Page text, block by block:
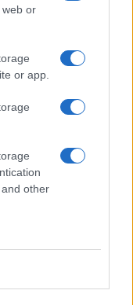
web or
or app.
other